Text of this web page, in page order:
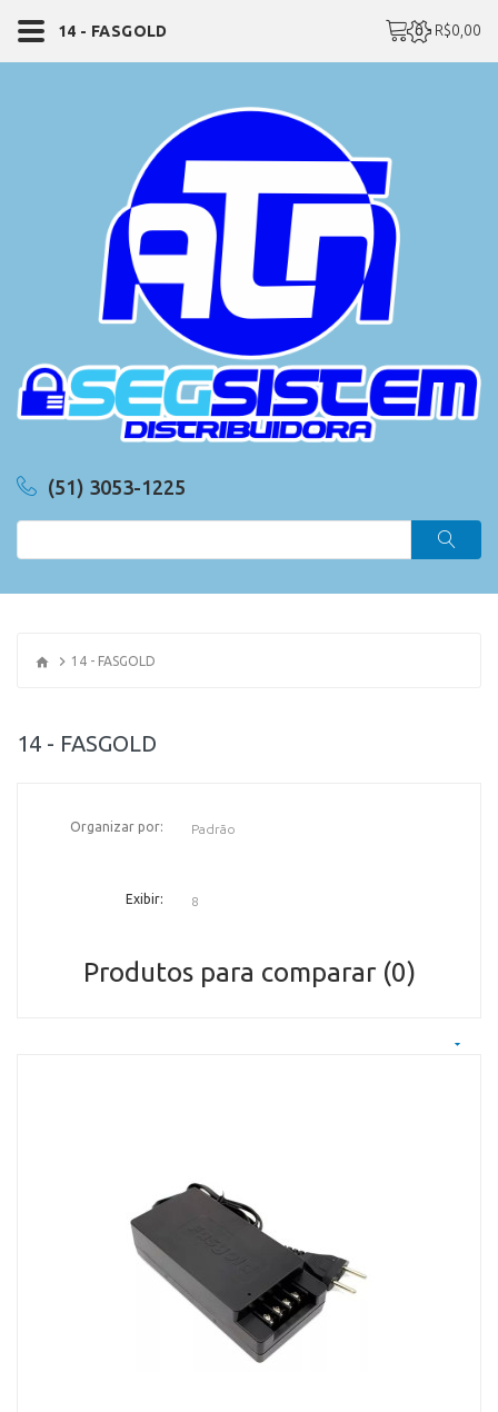
(51) 3053-1225
0 - R$0,00
14 - FASGOLD
14 - FASGOLD
Organizar por:
Exibir:
Produtos para comparar (0)
14 - FASGOLD